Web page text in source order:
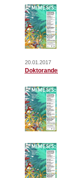
20.01.2017